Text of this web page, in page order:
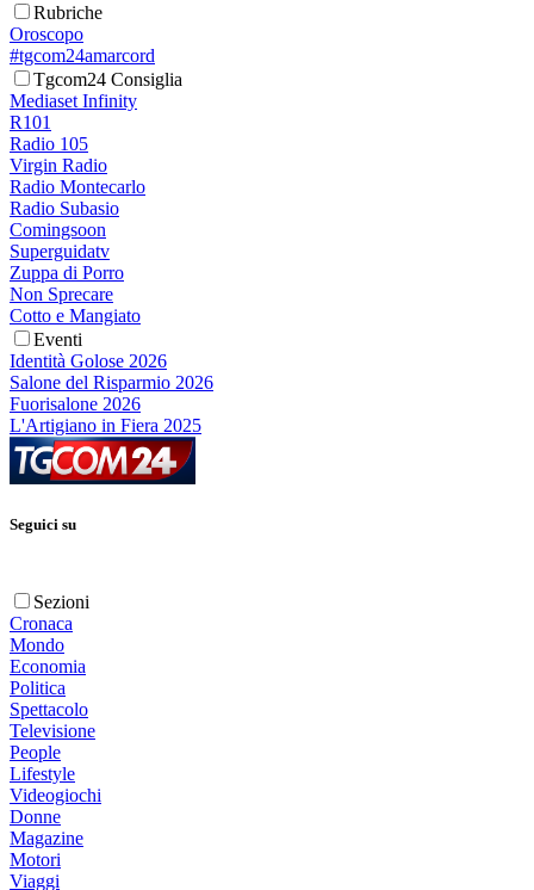
Rubriche
Oroscopo
#tgcom24amarcord
Tgcom24 Consiglia
Mediaset Infinity
R101
Radio 105
Virgin Radio
Radio Montecarlo
Radio Subasio
Comingsoon
Superguidatv
Zuppa di Porro
Non Sprecare
Cotto e Mangiato
Eventi
Identità Golose 2026
Salone del Risparmio 2026
Fuorisalone 2026
L'Artigiano in Fiera 2025
Seguici su
Sezioni
Cronaca
Mondo
Economia
Politica
Spettacolo
Televisione
People
Lifestyle
Videogiochi
Donne
Magazine
Motori
Viaggi